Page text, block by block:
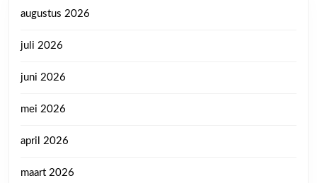
augustus 2026
juli 2026
juni 2026
mei 2026
april 2026
maart 2026